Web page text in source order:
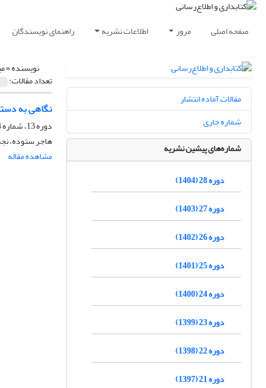
صفحه اصلی مرور اطلاعات نشریه راهنمای نویسندگان
نویسنده =
تعداد مقالات:
نگاهی به
دوره 13، شماره 4، زمستان 1389، صفحه
هاجر ستوده،
مشاهده مقاله
مقالات آماده انتشار
شماره جاری
شماره‌های پیشین نشریه
دوره 28 (1404)
دوره 27 (1403)
دوره 26 (1402)
دوره 25 (1401)
دوره 24 (1400)
دوره 23 (1399)
دوره 22 (1398)
دوره 21 (1397)